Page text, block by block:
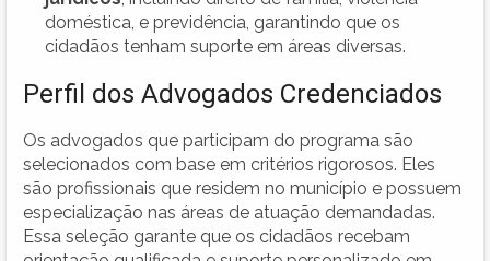
doméstica, e previdência, garantindo que os
cidadãos tenham suporte em áreas diversas.
Perfil dos Advogados Credenciados
Os advogados que participam do programa são
selecionados com base em critérios rigorosos. Eles
são profissionais que residem no município e possuem
especialização nas áreas de atuação demandadas.
Essa seleção garante que os cidadãos recebam